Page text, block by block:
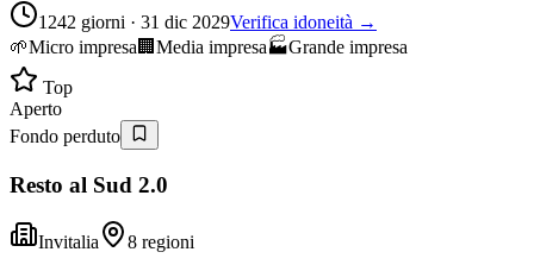
1242 giorni · 31 dic 2029Verifica idoneità →
🌱Micro impresa 🏢 Media impresa🏭Grande impresa
Top
Aperto
Fondo perduto
Resto al Sud 2.0
Invitalia
8 regioni